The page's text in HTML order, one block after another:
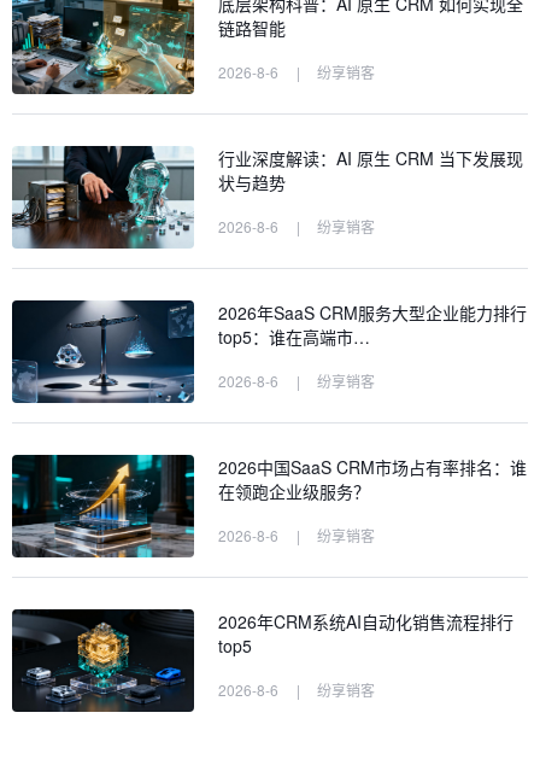
链路智能
2026-8-6 | 纷享销客
行业深度解读：AI 原生 CRM 当下发展现
状与趋势
2026-8-6 | 纷享销客
2026年SaaS CRM服务大型企业能力排行
top5：谁在高端市…
2026-8-6 | 纷享销客
2026中国SaaS CRM市场占有率排名：谁
在领跑企业级服务？
2026-8-6 | 纷享销客
2026年CRM系统AI自动化销售流程排行
top5
2026-8-6 | 纷享销客